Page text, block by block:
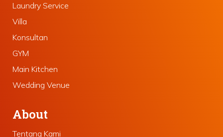
Laundry Service
Villa
Konsultan
GYM
Main Kitchen
Wedding Venue
About
Tentang Kami